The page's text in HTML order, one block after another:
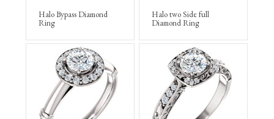
Halo Bypass Diamond
Ring
Halo two Side full
Diamond Ring